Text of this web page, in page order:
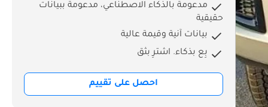
مدعومة بالذكاء الاصطناعي، مدعومة ببيانات
حقيقية
بيانات آنية وقيمة عالية
بِع بذكاء. اشترِ بثق
احصل على تقييم